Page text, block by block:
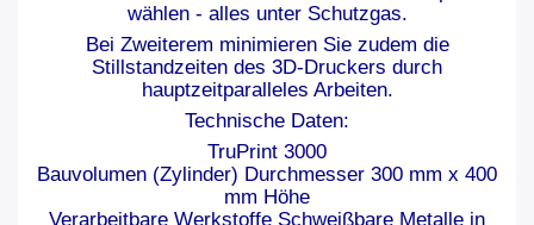
wählen - alles unter Schutzgas.
Bei Zweiterem minimieren Sie zudem die
Stillstandzeiten des 3D-Druckers durch
hauptzeitparalleles Arbeiten.
Technische Daten:
TruPrint 3000
Bauvolumen (Zylinder) Durchmesser 300 mm x 400
mm Höhe
Verarbeitbare Werkstoffe Schweißbare Metalle in